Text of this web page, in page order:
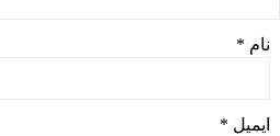
نام *
ایمیل *